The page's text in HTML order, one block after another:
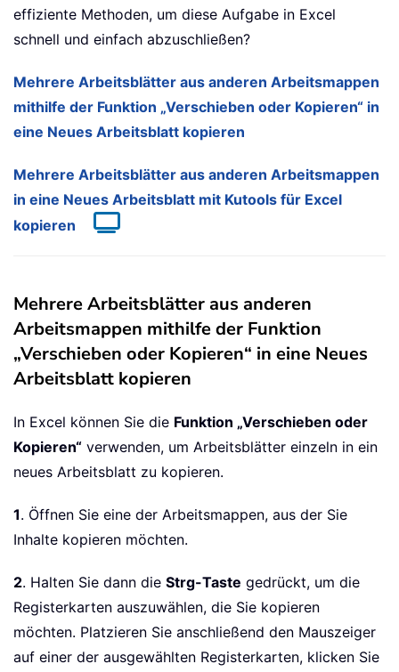
effiziente Methoden, um diese Aufgabe in Excel
schnell und einfach abzuschließen?
Mehrere Arbeitsblätter aus anderen Arbeitsmappen
mithilfe der Funktion „Verschieben oder Kopieren“ in
eine Neues Arbeitsblatt kopieren
Mehrere Arbeitsblätter aus anderen Arbeitsmappen
in eine Neues Arbeitsblatt mit Kutools für Excel
kopieren
Mehrere Arbeitsblätter aus anderen
Arbeitsmappen mithilfe der Funktion
„Verschieben oder Kopieren“ in eine Neues
Arbeitsblatt kopieren
In Excel können Sie die Funktion „Verschieben oder
Kopieren“ verwenden, um Arbeitsblätter einzeln in ein
neues Arbeitsblatt zu kopieren.
1. Öffnen Sie eine der Arbeitsmappen, aus der Sie
Inhalte kopieren möchten.
2. Halten Sie dann die Strg-Taste gedrückt, um die
Registerkarten auszuwählen, die Sie kopieren
möchten. Platzieren Sie anschließend den Mauszeiger
auf einer der ausgewählten Registerkarten, klicken Sie